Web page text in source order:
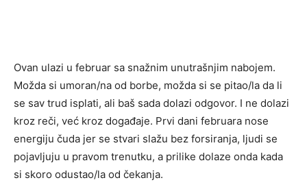
Ovan ulazi u februar sa snažnim unutrašnjim nabojem.
Možda si umoran/na od borbe, možda si se pitao/la da li
se sav trud isplati, ali baš sada dolazi odgovor. I ne dolazi
kroz reči, već kroz događaje. Prvi dani februara nose
energiju čuda jer se stvari slažu bez forsiranja, ljudi se
pojavljuju u pravom trenutku, a prilike dolaze onda kada
si skoro odustao/la od čekanja.